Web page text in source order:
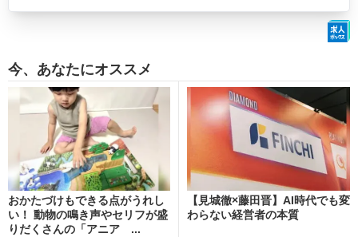
今、あなたにオススメ
おかたづけもできる点がうれし
い！ 動物の鳴き声やセリフが盛
りだくさんの「アニア ...
【見城徹×藤田晋】AI時代でも変
わらない経営者の本質